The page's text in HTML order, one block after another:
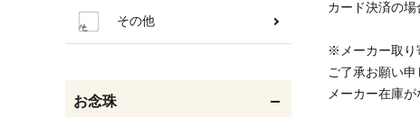
カード決済の
※メーカー取り
ご了承お願い申
メーカー在庫
その他
お念珠